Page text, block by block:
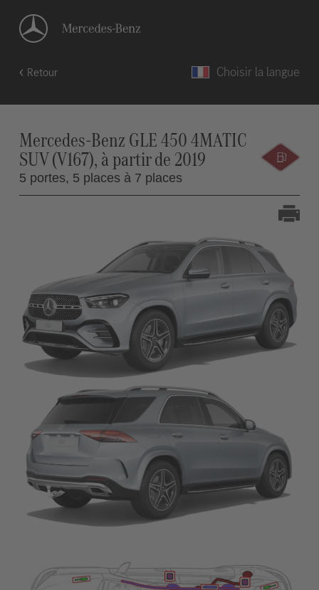
Retour Choisir la langue
Mercedes-Benz GLE 450 4MATIC
SUV (V167), à partir de 2019
5 portes, 5 places à 7 places